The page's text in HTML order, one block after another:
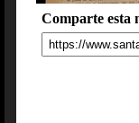
Comparte esta